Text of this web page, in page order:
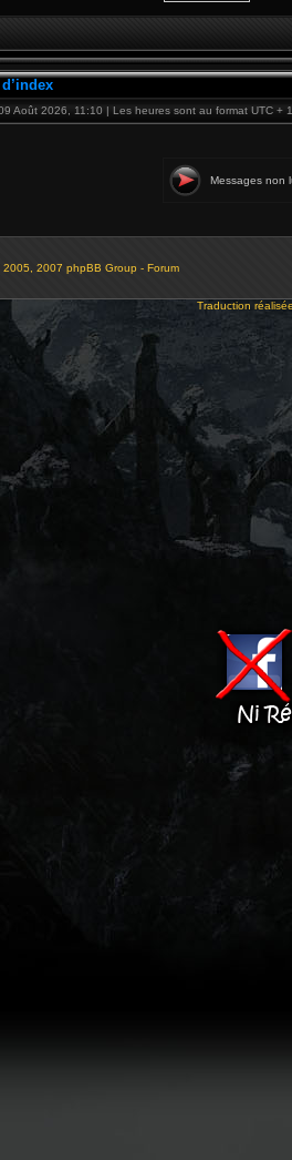
Août 2026, 11:10 | Les heures sont au format UTC +
Messages non
2007 phpBB Group - Forum
Traduction